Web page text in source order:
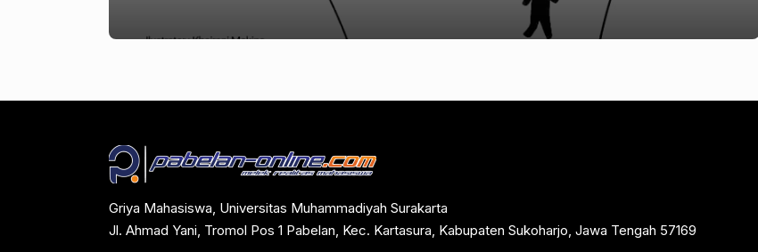
Griya Mahasiswa, Universitas Muhammadiyah Surakarta
Jl. Ahmad Yani, Tromol Pos 1 Pabelan, Kec. Kartasura, Kabupaten Sukoharjo, Jawa Tengah 57169